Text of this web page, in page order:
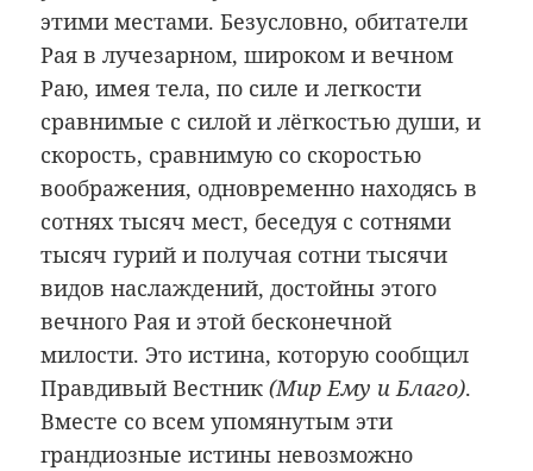
этими местами. Безусловно, обитатели
Рая в лучезарном, широком и вечном
Раю, имея тела, по силе и легкости
сравнимые с силой и лёгкостью души, и
скорость, сравнимую со скоростью
воображения, одновременно находясь в
сотнях тысяч мест, беседуя с сотнями
тысяч гурий и получая сотни тысячи
видов наслаждений, достойны этого
вечного Рая и этой бесконечной
милости. Это истина, которую сообщил
Правдивый Вестник(Мир Ему и Благо).
Вместе со всем упомянутым эти
грандиозные истины невозможно